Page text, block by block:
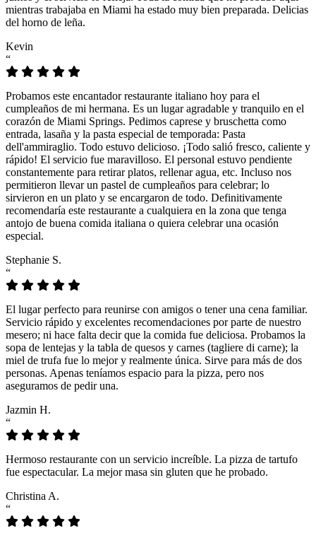
mientras trabajaba en Miami ha estado muy bien preparada. Delicias
del horno de leña.
Kevin
“
Probamos este encantador restaurante italiano hoy para el
cumpleaños de mi hermana. Es un lugar agradable y tranquilo en el
corazón de Miami Springs. Pedimos caprese y bruschetta como
entrada, lasaña y la pasta especial de temporada: Pasta
dell'ammiraglio. Todo estuvo delicioso. ¡Todo salió fresco, caliente y
rápido! El servicio fue maravilloso. El personal estuvo pendiente
constantemente para retirar platos, rellenar agua, etc. Incluso nos
permitieron llevar un pastel de cumpleaños para celebrar; lo
sirvieron en un plato y se encargaron de todo. Definitivamente
recomendaría este restaurante a cualquiera en la zona que tenga
antojo de buena comida italiana o quiera celebrar una ocasión
especial.
Stephanie S.
“
El lugar perfecto para reunirse con amigos o tener una cena familiar.
Servicio rápido y excelentes recomendaciones por parte de nuestro
mesero; ni hace falta decir que la comida fue deliciosa. Probamos la
sopa de lentejas y la tabla de quesos y carnes (tagliere di carne); la
miel de trufa fue lo mejor y realmente única. Sirve para más de dos
personas. Apenas teníamos espacio para la pizza, pero nos
aseguramos de pedir una.
Jazmin H.
“
Hermoso restaurante con un servicio increíble. La pizza de tartufo
fue espectacular. La mejor masa sin gluten que he probado.
Christina A.
“